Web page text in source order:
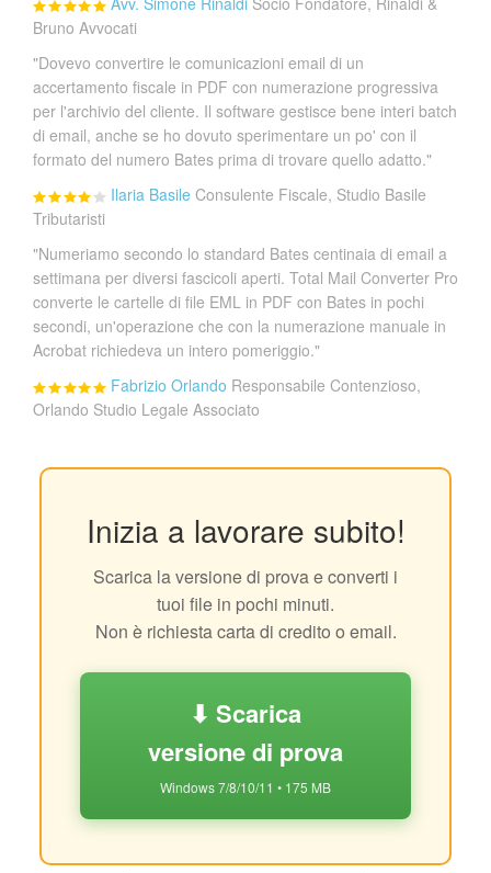
Bruno Avvocati
"Dovevo convertire le comunicazioni email di un
accertamento fiscale in PDF con numerazione progressiva
per l'archivio del cliente. Il software gestisce bene interi batch
di email, anche se ho dovuto sperimentare un po' con il
formato del numero Bates prima di trovare quello adatto."
Ilaria Basile Consulente Fiscale, Studio Basile
Tributaristi
"Numeriamo secondo lo standard Bates centinaia di email a
settimana per diversi fascicoli aperti. Total Mail Converter Pro
converte le cartelle di file EML in PDF con Bates in pochi
secondi, un'operazione che con la numerazione manuale in
Acrobat richiedeva un intero pomeriggio."
Fabrizio Orlando Responsabile Contenzioso,
Orlando Studio Legale Associato
Inizia a lavorare subito!
Scarica la versione di prova e converti i
tuoi file in pochi minuti.
Non è richiesta carta di credito o email.
⬇ Scarica
versione di prova
Windows 7/8/10/11 • 175 MB